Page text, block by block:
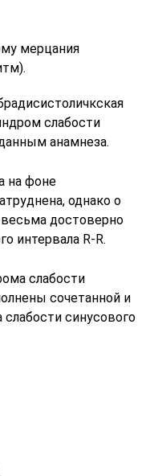
мерцания
слабости
анамнеза.
на фоне
однако о
достоверно
интервала R-R.
слабости
сочетанной и
синусового